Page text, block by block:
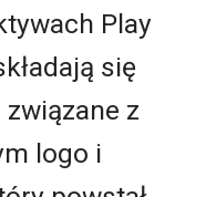
Play
się
z
logo i